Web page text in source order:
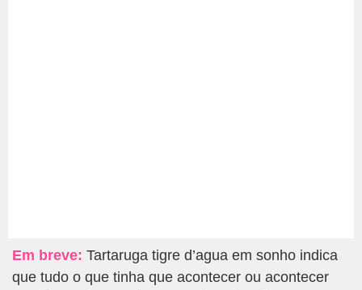
Em breve: Tartaruga tigre d’agua em sonho indica
que tudo o que tinha que acontecer ou acontecer